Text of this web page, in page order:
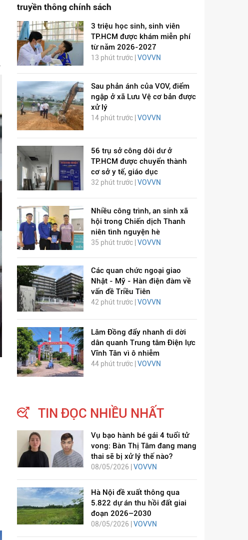
truyền thông chính sách
3 triệu học sinh, sinh viên
TP.HCM được khám miễn phí
từ năm 2026-2027
13 phút trước | VOVVN
Sau phản ánh của VOV, điểm
ngập ở xã Lưu Vệ cơ bản được
xử lý
14 phút trước |VOVVN
56 trụ sở công dôi dư ở
TP.HCM được chuyển thành
cơ sở y tế, giáo dục
32 phút trước | VOVVN
Nhiều công trình, an sinh xã
hội trong Chiến dịch Thanh
niên tình nguyện hè
35 phút trước | VOVVN
Các quan chức ngoại giao
Nhật - Mỹ - Hàn điện đàm về
vấn đề Triều Tiên
42 phút trước | VOVVN
Lâm Đồng đẩy nhanh di dời
dân quanh Trung tâm Điện lực
Vĩnh Tân vì ô nhiễm
44 phút trước | VOVVN
TIN ĐỌC NHIỀU NHẤT
Vụ bạo hành bé gái 4 tuổi tử
vong: Bàn Thị Tâm đang mang
thai sẽ bị xử lý thế nào?
08/05/2026 | VOVVN
Hà Nội đề xuất thông qua
5.822 dự án thu hồi đất giai
đoạn 2026–2030
08/05/2026 | VOVVN